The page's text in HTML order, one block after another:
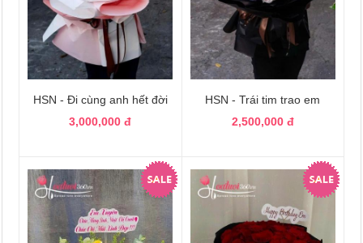
HSN - Đi cùng anh hết đời
3,000,000 đ
HSN - Trái tim trao em
2,500,000 đ